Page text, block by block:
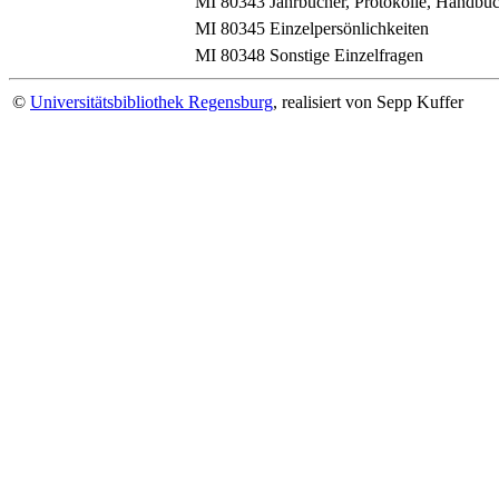
MI 80345 Einzelpersönlichkeiten
MI 80348 Sonstige Einzelfragen
© Universitätsbibliothek Regensburg, realisiert von Sepp Kuffer